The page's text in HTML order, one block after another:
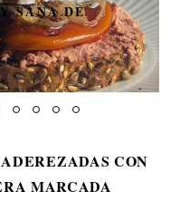
SANA DE
CON
MARCADA